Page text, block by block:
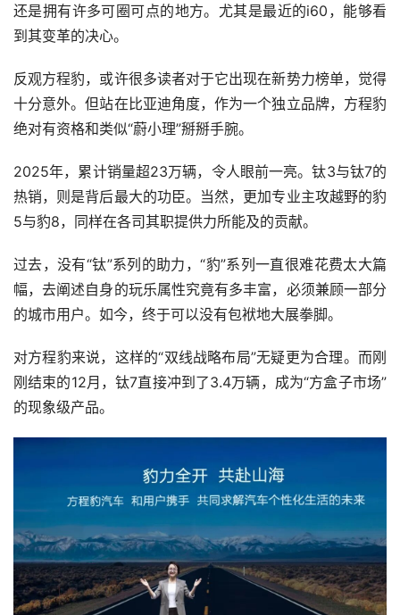
还是拥有许多可圈可点的地方。尤其是最近的i60，能够看
到其变革的决心。
反观方程豹，或许很多读者对于它出现在新势力榜单，觉得
十分意外。但站在比亚迪角度，作为一个独立品牌，方程豹
绝对有资格和类似“蔚小理”掰掰手腕。
2025年，累计销量超23万辆，令人眼前一亮。钛3与钛7的
热销，则是背后最大的功臣。当然，更加专业主攻越野的豹
5与豹8，同样在各司其职提供力所能及的贡献。
过去，没有“钛”系列的助力，“豹”系列一直很难花费太大篇
幅，去阐述自身的玩乐属性究竟有多丰富，必须兼顾一部分
的城市用户。如今，终于可以没有包袱地大展拳脚。
对方程豹来说，这样的“双线战略布局”无疑更为合理。而刚
刚结束的12月，钛7直接冲到了3.4万辆，成为“方盒子市场”
的现象级产品。